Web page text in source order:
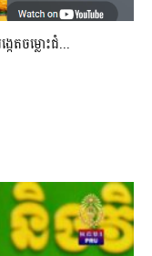
តចម្លោះជំ...